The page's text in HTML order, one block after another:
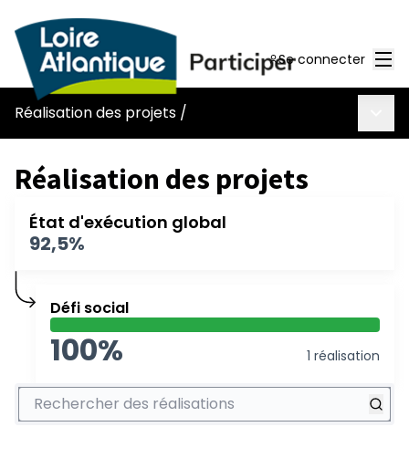
Se connecter
Réalisation des projets /
Réalisation des projets
État d'exécution global
92,5%
Défi social
100% 1 réalisation
Rechercher des réalisations